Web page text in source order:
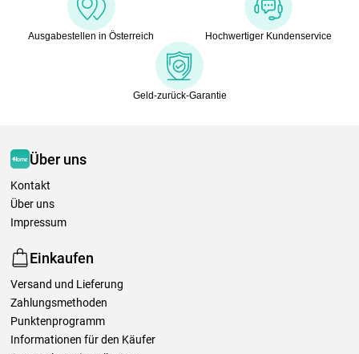
Ausgabestellen in Österreich Hochwertiger Kundenservice
Geld-zurück-Garantie
Über uns
Kontakt
Über uns
Impressum
Einkaufen
Versand und Lieferung
Zahlungsmethoden
Punktenprogramm
Informationen für den Käufer